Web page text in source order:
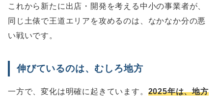
これから新たに出店・開発を考える中小の事業者が、
同じ土俵で王道エリアを攻めるのは、なかなか分の悪
い戦いです。
伸びているのは、むしろ地方
一方で、変化は明確に起きています。 2025年は、地方